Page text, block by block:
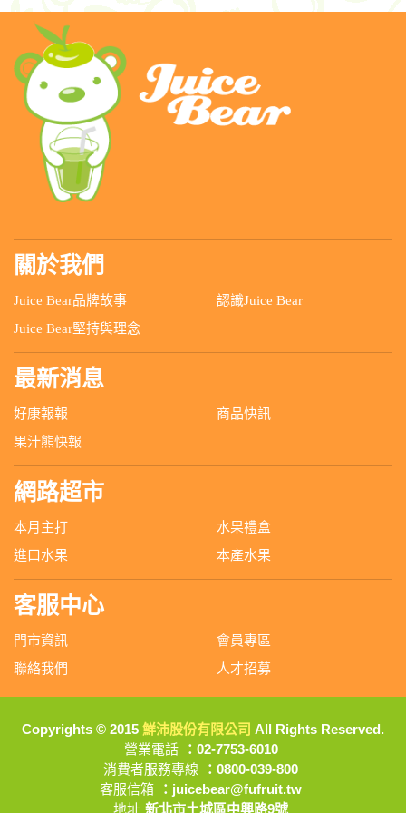
關於我們
Juice Bear品牌故事
認識Juice Bear
Juice Bear堅持與理念
最新消息
好康報報
商品快訊
果汁熊快報
網路超市
本月主打
水果禮盒
進口水果
本產水果
客服中心
門市資訊
會員專區
聯絡我們
人才招募
Copyrights © 2015 鮮沛股份有限公司 All Rights Reserved.
營業電話
：02-7753-6010
消費者服務專線
：0800-039-800
客服信箱
：juicebear@fufruit.tw
地址 新北市土城區中興路9號